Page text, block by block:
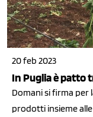
20 feb 2023
In Puglia è patto
Domani si firma
prodotti insieme